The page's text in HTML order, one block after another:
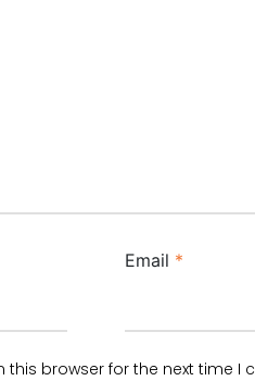
Email *
this browser for the next time I